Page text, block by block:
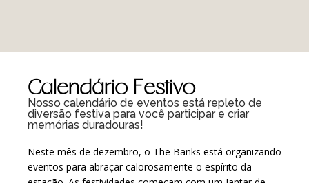
Calendário Festivo
Nosso calendário de eventos está repleto de
diversão festiva para você participar e criar
memórias duradouras!
Neste mês de dezembro, o The Banks está organizando
eventos para abraçar calorosamente o espírito da